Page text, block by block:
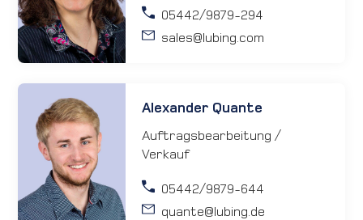
05442/9879-294
sales@lubing.com
Alexander Quante
Auftragsbearbeitung /
Verkauf
05442/9879-644
quante@lubing.de